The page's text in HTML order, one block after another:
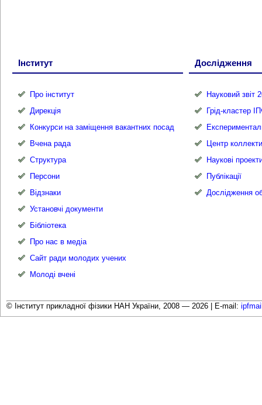
Інститут
Про інститут
Дирекція
Конкурси на заміщення вакантних посад
Вчена рада
Структура
Персони
Відзнаки
Установчі документи
Бібліотека
Про нас в медіа
Сайт ради молодих учених
Молоді вчені
Дослідження
Науковий звіт
Грід-кластер
Центр
Наукові
Публікації
Дослідження
© Інститут прикладної фізики НАН України, 2008 — 2026 | E-mail: